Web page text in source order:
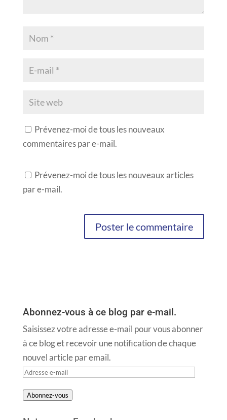
Prévenez-moi de tous les nouveaux
commentaires par e-mail.
Prévenez-moi de tous les nouveaux articles
par e-mail.
Abonnez-vous à ce blog par e-mail.
Saisissez votre adresse e-mail pour vous abonner
à ce blog et recevoir une notification de chaque
nouvel article par email.
Adresse
mail
Abonnez-vous